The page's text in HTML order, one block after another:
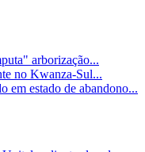
arborização...
no Kwanza-Sul...
em estado de abandono...